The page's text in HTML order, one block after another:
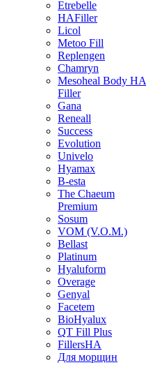
Etrebelle
HAFiller
Licol
Metoo Fill
Replengen
Chamryn
Mesoheal Body HA
Filler
Gana
Reneall
Success
Evolution
Univelo
Hyamax
B-esta
The Chaeum
Premium
Sosum
VOM (V.O.M.)
Bellast
Platinum
Hyaluform
Overage
Genyal
Facetem
BioHyalux
QT Fill Plus
FillersHA
Для морщин